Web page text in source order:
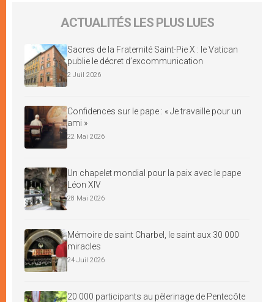
ACTUALITÉS LES PLUS LUES
Sacres de la Fraternité Saint-Pie X : le Vatican
publie le décret d’excommunication
2 Juil 2026
Confidences sur le pape : « Je travaille pour un
ami »
22 Mai 2026
Un chapelet mondial pour la paix avec le pape
Léon XIV
28 Mai 2026
Mémoire de saint Charbel, le saint aux 30 000
miracles
24 Juil 2026
20 000 participants au pèlerinage de Pentecôte